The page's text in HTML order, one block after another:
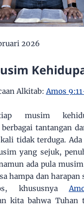
2026
Alkitab:Amos
musim
tantangan
tidak terduga.
yang sejuk,
ada pula
hampa dan harapan
khususnya
kita bahwa Tuhan